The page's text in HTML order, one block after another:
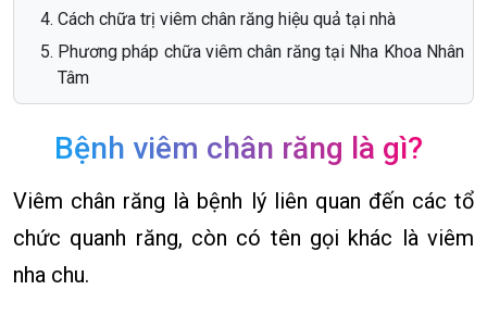
Cách chữa trị viêm chân răng hiệu quả tại nhà
Phương pháp chữa viêm chân răng tại Nha Khoa Nhân
Tâm
Bệnh viêm chân răng là gì?
Viêm chân răng là bệnh lý liên quan đến các tổ
chức quanh răng, còn có tên gọi khác là viêm
nha chu.